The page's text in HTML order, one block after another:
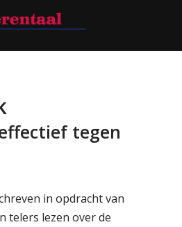
tegen
in opdracht van
telers lezen over de